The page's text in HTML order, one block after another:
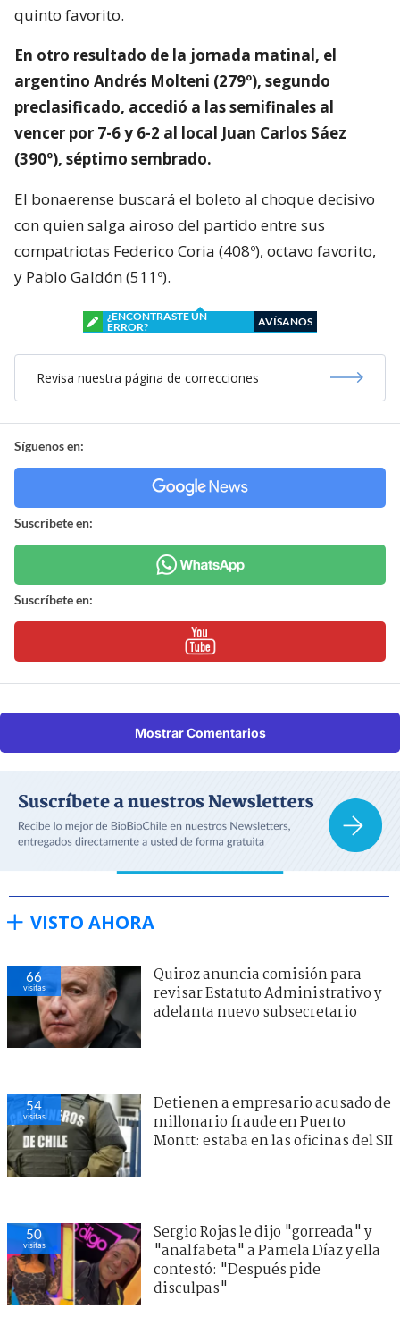
quinto favorito.
En otro resultado de la jornada matinal, el
argentino Andrés Molteni (279º), segundo
preclasificado, accedió a las semifinales al
vencer por 7-6 y 6-2 al local Juan Carlos Sáez
(390º), séptimo sembrado.
El bonaerense buscará el boleto al choque decisivo
con quien salga airoso del partido entre sus
compatriotas Federico Coria (408º), octavo favorito,
y Pablo Galdón (511º).
¿ENCONTRASTE UN
ERROR?
AVÍSANOS
Revisa nuestra página de correcciones
Síguenos en:
Suscríbete en:
Suscríbete en:
Mostrar Comentarios
VISTO AHORA
66
visitas
Quiroz anuncia comisión para
revisar Estatuto Administrativo y
adelanta nuevo subsecretario
54
visitas
Detienen a empresario acusado de
millonario fraude en Puerto
Montt: estaba en las oficinas del SII
50
visitas
Sergio Rojas le dijo "gorreada" y
"analfabeta" a Pamela Díaz y ella
contestó: "Después pide
disculpas"